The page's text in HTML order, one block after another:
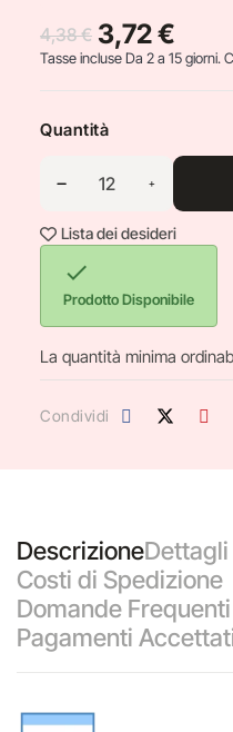
4,38 € 3,72 €
Tasse incluseDa 2 a 15 giorni.
Quantità
Lista dei desideri

Prodotto Disponibile
La quantità minima
Condividi
Descrizione
Costi di Spedizione
Domande Frequenti
Pagamenti